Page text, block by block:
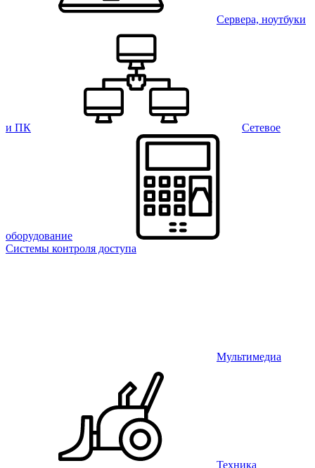
Сервера, ноутбуки
и ПК Сетевое
оборудование
Системы контроля доступа
Мультимедиа
Техника